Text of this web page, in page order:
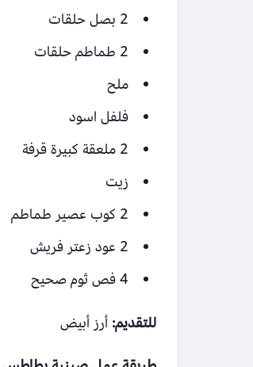
2 بصل حلقات
2 طماطم حلقات
ملح
فلفل اسود
2 ملعقة كبيرة قرفة
زيت
2 كوب عصير طماطم
2 عود زعتر فريش
4 فص ثوم صحيح
للتقديم: أرز أبيض